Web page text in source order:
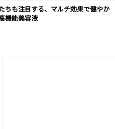
ちも注目する、マルチ効果で健やか
機能美容液